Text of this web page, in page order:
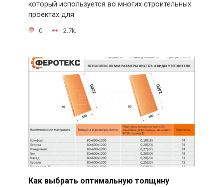
который используется во многих строительных
проектах для
0 2.7k.
Как выбрать оптимальную толщину